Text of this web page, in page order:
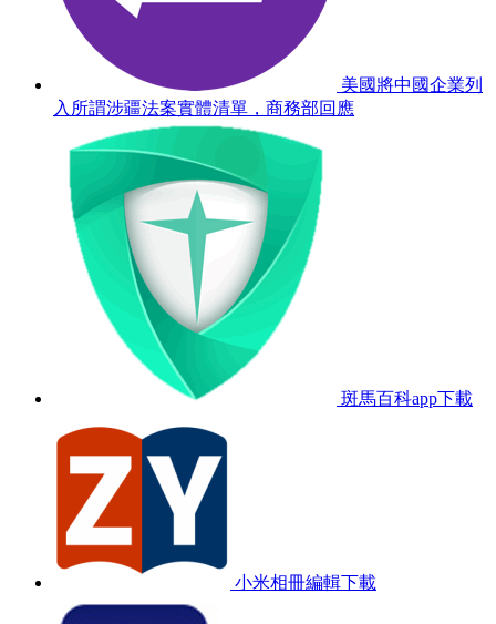
美國將中國企業列
入所謂涉疆法案實體清單，商務部回應
斑馬百科app下載
小米相冊編輯下載